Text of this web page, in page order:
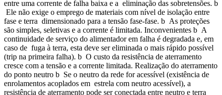
entre uma corrente de falha baixa e a eliminação das sobretensões. b
Ele não exige o emprego de materiais com nível de isolação entre
fase e terra dimensionado para a tensão fase-fase. b As proteções
são simples, seletivas e a corrente é limitada. Inconvenientes b A
continuidade de serviço do alimentador em falha é degradada e, em
caso de fuga à terra, esta deve ser eliminada o mais rápido possível
(trip na primeira falha). b O custo da resistência de aterramento
cresce com a tensão e a corrente limitada. Realização do aterramento
do ponto neutro b Se o neutro da rede for acessível (existência de
enrolamentos acoplados em estrela com neutro acessível), a
resistência de aterramento pode ser conectada entre neutro e terra